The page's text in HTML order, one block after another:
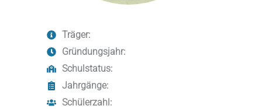
Träger:
Gründungsjahr:
Schulstatus:
Jahrgänge:
Schülerzahl: